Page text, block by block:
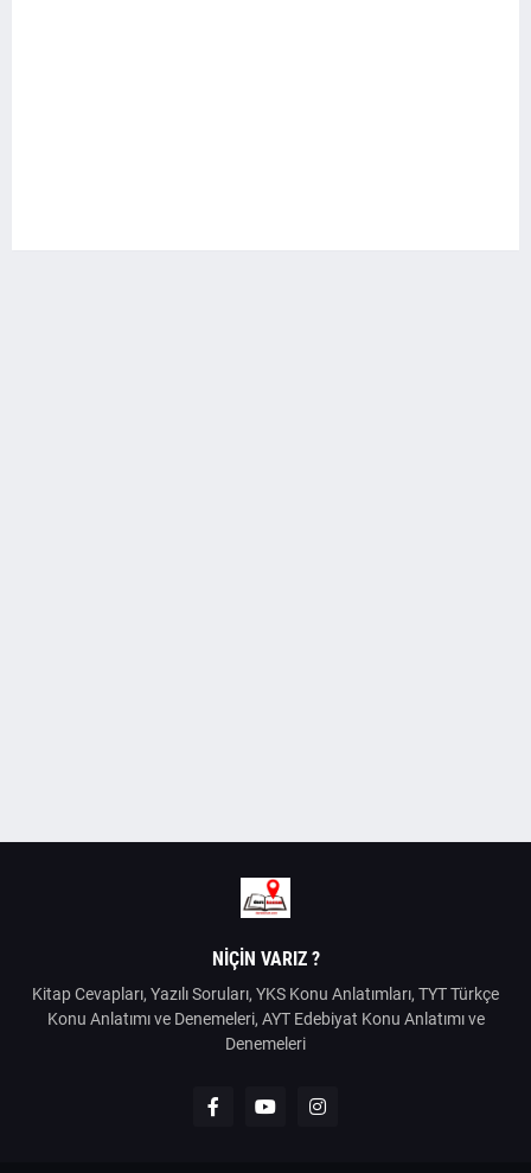
NIÇIN VARIZ ?
Kitap Cevapları, Yazılı Soruları, YKS Konu Anlatımları, TYT Türkçe
Konu Anlatımı ve Denemeleri, AYT Edebiyat Konu Anlatımı ve
Denemeleri